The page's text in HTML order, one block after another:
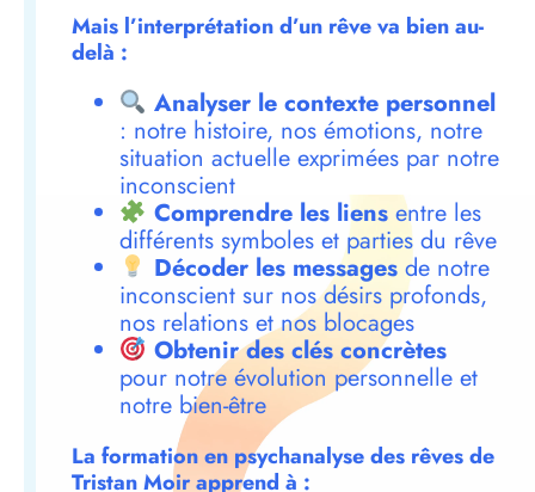
Mais l’interprétation d’un rêve va bien au-
delà :
Analyser le contexte personnel
: notre histoire, nos émotions, notre
situation actuelle exprimées par notre
inconscient
Comprendre les liensentre les
différents symboles et parties du rêve
Décoder les messagesde notre
inconscient sur nos désirs profonds,
nos relations et nos blocages
Obtenir des clés concrètes
pour notre évolution personnelle et
notre bien-être
La formation en psychanalyse des rêves de
Tristan Moir apprend à :